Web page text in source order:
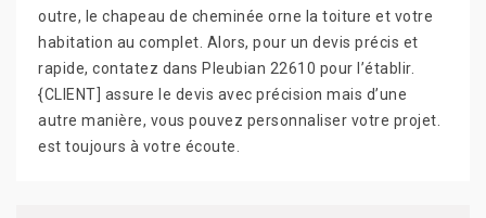
outre, le chapeau de cheminée orne la toiture et votre
habitation au complet. Alors, pour un devis précis et
rapide, contatez dans Pleubian 22610 pour l’établir.
{CLIENT] assure le devis avec précision mais d’une
autre manière, vous pouvez personnaliser votre projet.
est toujours à votre écoute.